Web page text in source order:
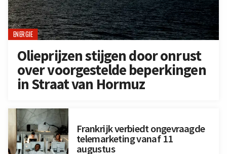
ENERGIE
Olieprijzen stijgen door onrust
over voorgestelde beperkingen
in Straat van Hormuz
Frankrijk verbiedt ongevraagde
telemarketing vanaf 11
augustus